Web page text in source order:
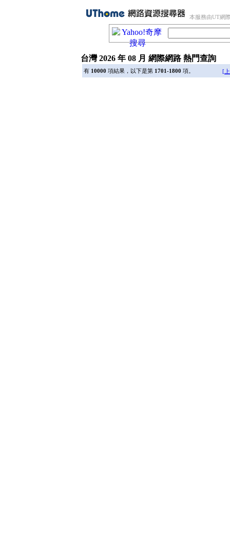
本服務由UT網
台灣 2026 年 08 月 網際網路 熱門查詢
有 10000 項結果，以下是第 1701-1800 項。 [